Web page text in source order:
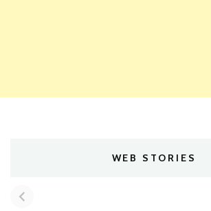
WEB STORIES